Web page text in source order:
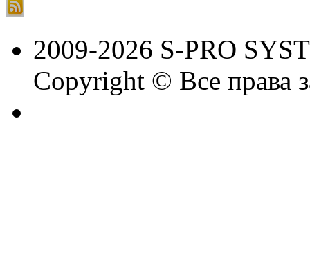
2009-2026 S-PRO
Copyright © Все права